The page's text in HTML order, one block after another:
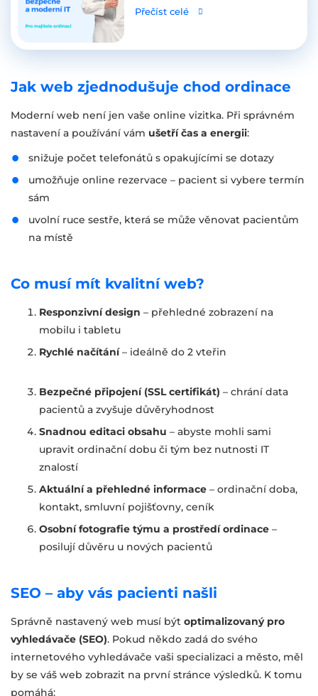
Přečíst celé
Jak web zjednodušuje chod ordinace
Moderní web není jen vaše online vizitka. Při správném
nastavení a používání vám ušetří čas a energii:
snižuje počet telefonátů s opakujícími se dotazy
umožňuje online rezervace – pacient si vybere termín
sám
uvolní ruce sestře, která se může věnovat pacientům
na místě
Co musí mít kvalitní web?
Responzivní design – přehledné zobrazení na
mobilu i tabletu
Rychlé načítání– ideálně do 2 vteřin
Bezpečné připojení (SSL certifikát) – chrání data
pacientů a zvyšuje důvěryhodnost
Snadnou editaci obsahu – abyste mohli sami
upravit ordinační dobu či tým bez nutnosti IT
znalostí
Aktuální a přehledné informace – ordinační doba,
kontakt, smluvní pojišťovny, ceník
Osobní fotografie týmu a prostředí ordinace –
posilují důvěru u nových pacientů
SEO – aby vás pacienti našli
Správně nastavený web musí být optimalizovaný pro
vyhledávače (SEO). Pokud někdo zadá do svého
internetového vyhledávače vaši specializaci a město, měl
by se váš web zobrazit na první stránce výsledků. K tomu
pomáhá: